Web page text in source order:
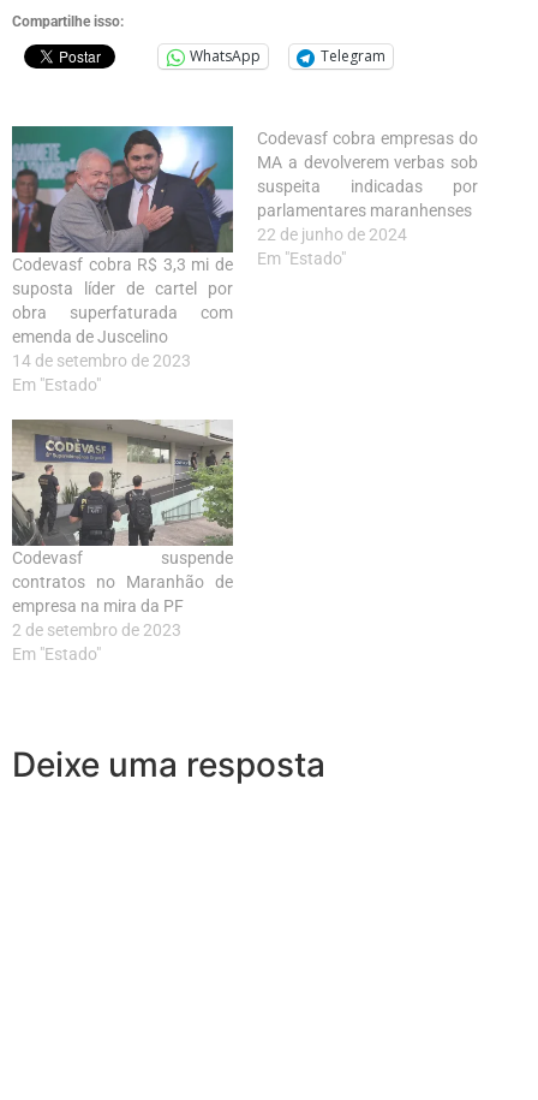
Compartilhe isso:
WhatsApp Telegram
Codevasf cobra R$ 3,3 mi de
suposta líder de cartel por
obra superfaturada com
emenda de Juscelino
14 de setembro de 2023
Em "Estado"
Codevasf cobra empresas do
MA a devolverem verbas sob
suspeita indicadas por
parlamentares maranhenses
22 de junho de 2024
Em "Estado"
Codevasf suspende
contratos no Maranhão de
empresa na mira da PF
2 de setembro de 2023
Em "Estado"
Deixe uma resposta